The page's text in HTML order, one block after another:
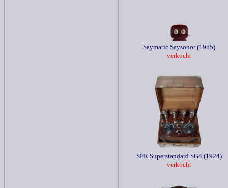
Saymatic Saysonor (1955)
verkocht
SFR Superstandard SG4 (1924)
verkocht